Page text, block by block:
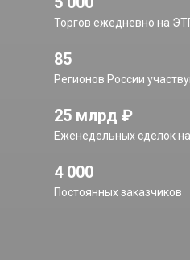
Торгов ежедневно на
Регионов России
Еженедельных сделок
Постоянных заказчиков
85
25 млрд ₽
4 000